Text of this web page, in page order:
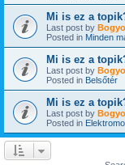
Mi is ez a
Last post by
Posted in Minden
Mi is ez a
Last post by
Posted in Belsőtér
Mi is ez a
Last post by
Posted in